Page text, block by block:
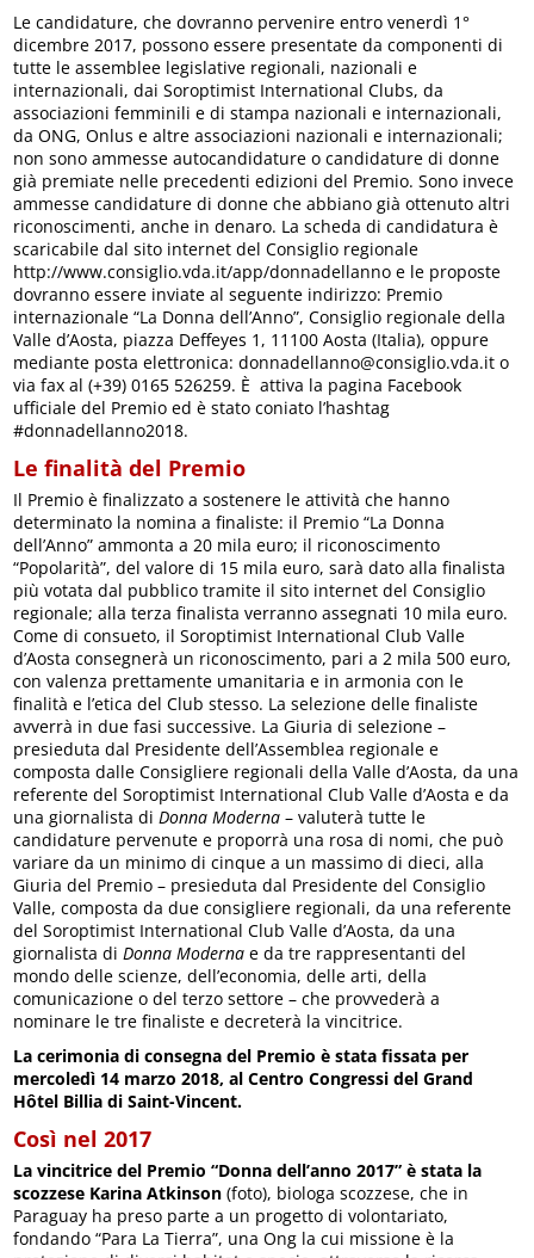
Le candidature, che dovranno pervenire entro venerdì 1°
dicembre 2017, possono essere presentate da componenti di
tutte le assemblee legislative regionali, nazionali e
internazionali, dai Soroptimist International Clubs, da
associazioni femminili e di stampa nazionali e internazionali,
da ONG, Onlus e altre associazioni nazionali e internazionali;
non sono ammesse autocandidature o candidature di donne
già premiate nelle precedenti edizioni del Premio. Sono invece
ammesse candidature di donne che abbiano già ottenuto altri
riconoscimenti, anche in denaro. La scheda di candidatura è
scaricabile dal sito internet del Consiglio regionale
http://www.consiglio.vda.it/app/donnadellanno e le proposte
dovranno essere inviate al seguente indirizzo: Premio
internazionale “La Donna dell’Anno”, Consiglio regionale della
Valle d’Aosta, piazza Deffeyes 1, 11100 Aosta (Italia), oppure
mediante posta elettronica: donnadellanno@consiglio.vda.it o
via fax al (+39) 0165 526259. È attiva la pagina Facebook
ufficiale del Premio ed è stato coniato l’hashtag
#donnadellanno2018.
Le finalità del Premio
Il Premio è finalizzato a sostenere le attività che hanno
determinato la nomina a finaliste: il Premio “La Donna
dell’Anno” ammonta a 20 mila euro; il riconoscimento
“Popolarità”, del valore di 15 mila euro, sarà dato alla finalista
più votata dal pubblico tramite il sito internet del Consiglio
regionale; alla terza finalista verranno assegnati 10 mila euro.
Come di consueto, il Soroptimist International Club Valle
d’Aosta consegnerà un riconoscimento, pari a 2 mila 500 euro,
con valenza prettamente umanitaria e in armonia con le
finalità e l’etica del Club stesso. La selezione delle finaliste
avverrà in due fasi successive. La Giuria di selezione –
presieduta dal Presidente dell’Assemblea regionale e
composta dalle Consigliere regionali della Valle d’Aosta, da una
referente del Soroptimist International Club Valle d’Aosta e da
una giornalista di Donna Moderna – valuterà tutte le
candidature pervenute e proporrà una rosa di nomi, che può
variare da un minimo di cinque a un massimo di dieci, alla
Giuria del Premio – presieduta dal Presidente del Consiglio
Valle, composta da due consigliere regionali, da una referente
del Soroptimist International Club Valle d’Aosta, da una
giornalista di Donna Moderna e da tre rappresentanti del
mondo delle scienze, dell’economia, delle arti, della
comunicazione o del terzo settore – che provvederà a
nominare le tre finaliste e decreterà la vincitrice.
La cerimonia di consegna del Premio è stata fissata per
mercoledì 14 marzo 2018, al Centro Congressi del Grand
Hôtel Billia di Saint-Vincent.
Così nel 2017
La vincitrice del Premio “Donna dell’anno 2017” è stata la
scozzese Karina Atkinson (foto), biologa scozzese, che in
Paraguay ha preso parte a un progetto di volontariato,
fondando “Para La Tierra”, una Ong la cui missione è la